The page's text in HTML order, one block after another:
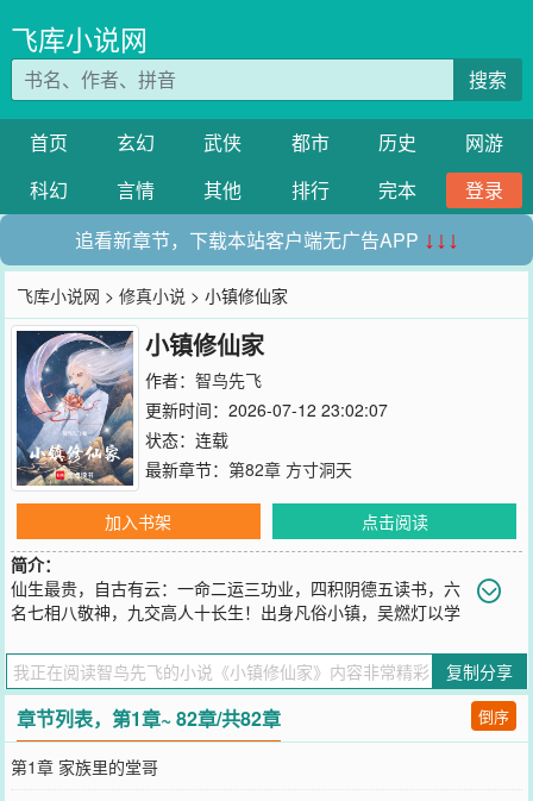
飞库小说网
搜索
首页 玄幻 武侠 都市 历史
网游
科幻
言情 其他 排行 完本
登录
追看新章节，下载本站客户端无广告APP ↓↓↓
飞库小说网 >修真小说 > 小镇修仙家
小镇修仙家
作者： 智鸟先飞
更新时间：2026-07-12 23:02:07
状态：连载
最新章节： 第82章 方寸洞天
加入书架
点击阅读
简介：
仙生最贵，自古有云：一命二运三功业，四积阴德五读书，六
名七相八敬神，九交高人十长生！出身凡俗小镇，吴燃灯以学
灯即明，以读书破命格，以勤学改气运。过目不忘，阅尽道藏典籍、
丹器阵符、命理风水，一看就懂，一学就精；触类旁通，推演万法秘
术、补全残缺功法、改良上古丹方，无师亦可自通；别人争机缘、抢
灵脉，他坐览群书，不靠灵根不靠天，只凭研学悟大道。待到世人惊
觉时，小镇少年，早已以学证道，以业成圣，悄无声息，活成了整个
修仙界都仰望的无极万法仙君！但不知何时，又流传出另一个版本的
复制分享
章节列表，第1章~ 82章/共82章 倒序
第1章 家族里的堂哥